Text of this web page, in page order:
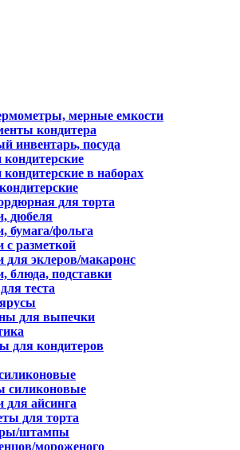
мерные емкости
кондитера
инвентарь, посуда
кондитерские
в наборах
для торта
дюбеля
бумага/фольга
с разметкой
для эклеров/макаронс
блюда, подставки
теста
для выпечки
для кондитеров
силиконовые
для айсинга
для торта
штампы
мороженого